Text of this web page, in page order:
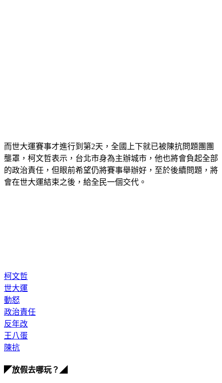
而世大運賽事才進行到第2天，全國上下就已被陳抗問題團團
壟罩，柯文哲表示，台北市身為主辦城市，他也將會負起全部
的政治責任，但眼前希望仍將賽事舉辦好，至於後續問題，將
會在世大運結束之後，給全民一個交代。
柯文哲
世大運
動怒
政治責任
反年改
王八蛋
陳抗
◤放假去哪玩？◢